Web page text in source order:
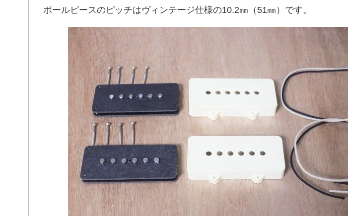
ポールピースのピッチはヴィンテージ仕様の10.2㎜（51㎜）です。